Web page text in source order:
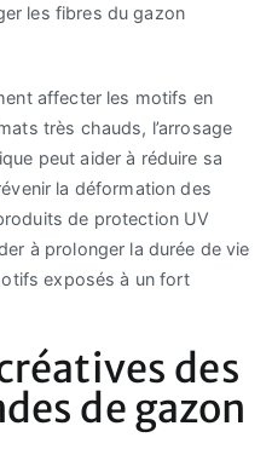
les fibres du gazon
affecter les motifs en
très chauds, l’arrosage
peut aider à réduire sa
la déformation des
de protection UV
à prolonger la durée de vie
exposés à un fort
des
de gazon